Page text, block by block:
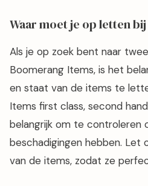
Waar moet je op letten
Als je op zoek bent naar
Boomerang Items, is het
en staat van de items te
Items first class, second
belangrijk om te controleren
beschadigingen hebben. Let
van de items, zodat ze